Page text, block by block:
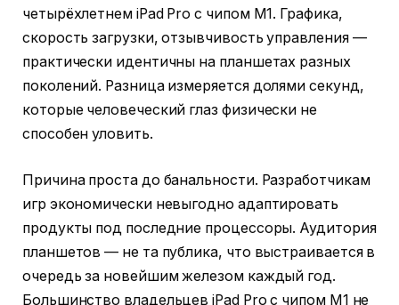
четырёхлетнем iPad Pro с чипом M1. Графика,
скорость загрузки, отзывчивость управления —
практически идентичны на планшетах разных
поколений. Разница измеряется долями секунд,
которые человеческий глаз физически не
способен уловить.
Причина проста до банальности. Разработчикам
игр экономически невыгодно адаптировать
продукты под последние процессоры. Аудитория
планшетов — не та публика, что выстраивается в
очередь за новейшим железом каждый год.
Большинство владельцев iPad Pro с чипом M1 не